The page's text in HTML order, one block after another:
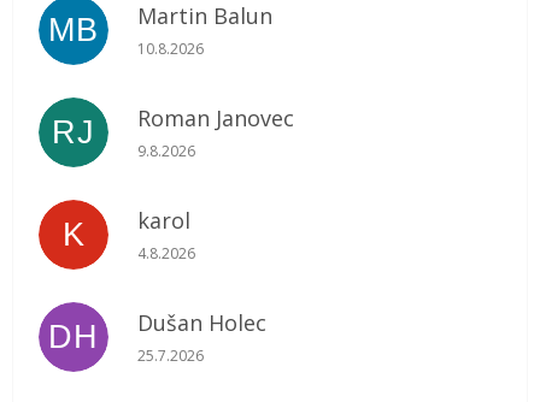
MB Martin Balun
Hodnotenie obchodu je 5 z 5 hviezdičiek.
10.8.2026
RJ Roman Janovec
Hodnotenie obchodu je 5 z 5 hviezdičiek.
9.8.2026
K karol
Hodnotenie obchodu je 5 z 5 hviezdičiek.
4.8.2026
DH Dušan Holec
Hodnotenie obchodu je 5 z 5 hviezdičiek.
25.7.2026